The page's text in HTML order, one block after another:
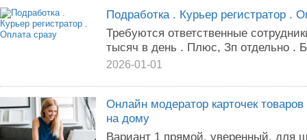
Подработка . Курьер регистратор .
Требуются ответственные
тысяч в день . Плюс, Зп отдельно .
2026-01-01
Онлайн модератор карточек
на дому
Вариант 1 прямой, уверенный, для